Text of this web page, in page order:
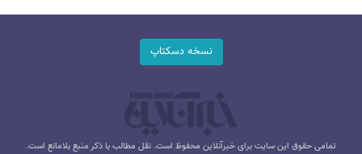
نسخه دسکتاپ
تمامی حقوق این سایت برای خبرآنلاین محفوظ است. نقل مطالب با ذکر منبع بلامانع است.